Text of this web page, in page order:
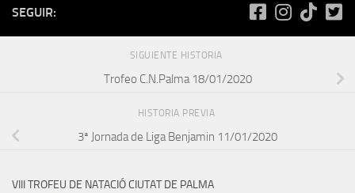
SEGUIR:
SIGUIENTE HISTORIA
Trofeo C.N.Palma 18/01/2020
HISTORIA PREVIA
3ª Jornada de Liga Benjamin 11/01/2020
VIII TROFEU DE NATACIÓ CIUTAT DE PALMA